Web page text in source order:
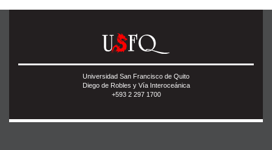
Universidad San Francisco de Quito
Diego de Robles y Vía Interoceánica
+593 2 297 1700